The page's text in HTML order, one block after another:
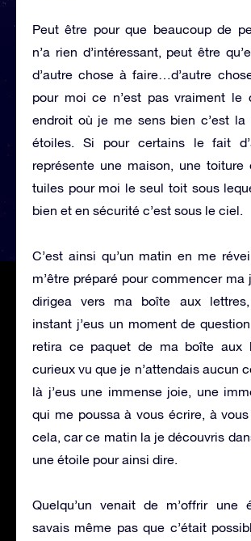
Peut être pour que beaucoup de
n’a rien d’intéressant, peut être
d’autre chose à faire…d’autre
pour moi ce n’est pas vraiment
endroit où je me sens bien c’est la
étoiles. Si pour certains le fait
représente une maison, une toiture
tuiles pour moi le seul toit sous
bien et en sécurité c’est sous le ciel.
C’est ainsi qu’un matin en me
m’être préparé pour commencer ma
dirigea vers ma boîte aux
instant j’eus un moment de
retira ce paquet de ma boîte aux
curieux vu que je n’attendais aucun
là j’eus une immense joie, une
qui me poussa à vous écrire, à
cela, car ce matin la je découvris
une étoile pour ainsi dire.
Quelqu’un venait de m’offrir une
savais même pas que c’était